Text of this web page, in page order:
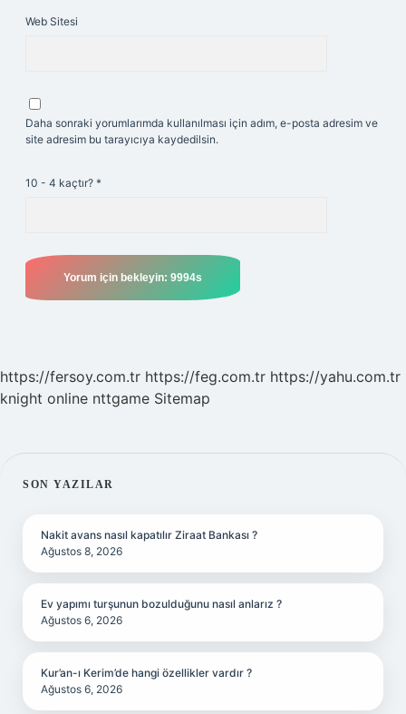
Web Sitesi
Daha sonraki yorumlarımda kullanılması için adım, e-posta adresim ve
site adresim bu tarayıcıya kaydedilsin.
10 - 4 kaçtır? *
https://fersoy.com.tr https://feg.com.tr https://yahu.com.tr
knight online nttgame Sitemap
SIDEBAR
SON YAZILAR
Nakit avans nasıl kapatılır Ziraat Bankası ?
Ağustos 8, 2026
Ev yapımı turşunun bozulduğunu nasıl anlarız ?
Ağustos 6, 2026
Kur’an-ı Kerim’de hangi özellikler vardır ?
Ağustos 6, 2026